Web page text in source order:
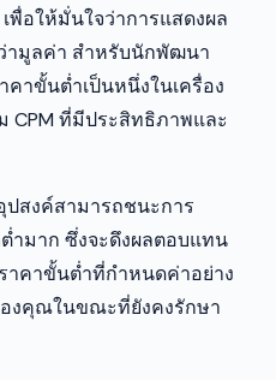
พื่อให้มั่นใจว่าการแสดงผล
ามูลค่า สำหรับนักพัฒนา
าขั้นต่ำเป็นหนึ่งในเครื่อง
CPM ที่มีประสิทธิภาพและ
สงค์สามารถชนะการ
ำมาก ซึ่งจะดึงผลตอบแทน
คาขั้นต่ำที่กำหนดค่าอย่าง
งคุณในขณะที่ยังคงรักษา